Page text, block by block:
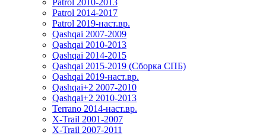
Patrol 2014-2017
Patrol 2019-наст.вр.
Qashqai 2007-2009
Qashqai 2010-2013
Qashqai 2014-2015
Qashqai 2015-2019 (Сборка СПБ)
Qashqai 2019-наст.вр.
Qashqai+2 2007-2010
Qashqai+2 2010-2013
Terrano 2014-наст.вр.
X-Trail 2001-2007
X-Trail 2007-2011